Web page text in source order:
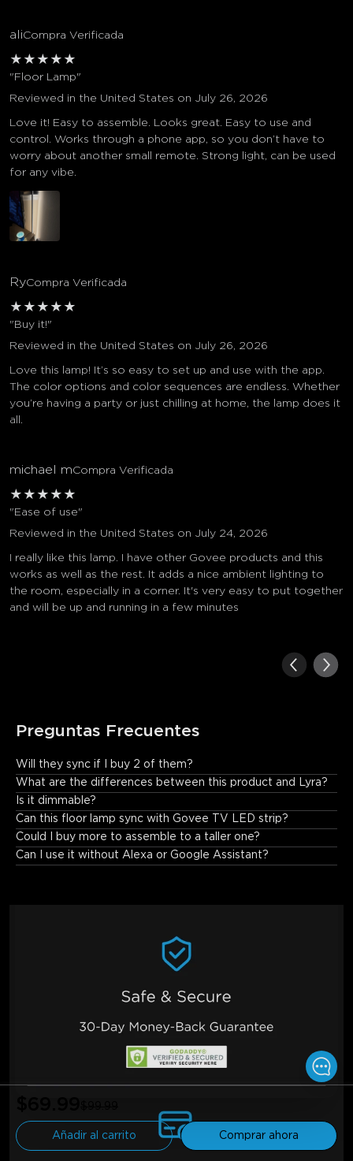
Añadir al carrito Comprar ahora
aliCompra Verificada
★ ★ ★ ★ ★
"Floor Lamp"
Reviewed in the United States on July 26, 2026
Love it! Easy to assemble. Looks great. Easy to use and
control. Works through a phone app, so you don’t have to
worry about another small remote. Strong light, can be used
for any vibe.
RyCompra Verificada
★ ★ ★ ★ ★
"Buy it!"
Reviewed in the United States on July 26, 2026
Love this lamp! It’s so easy to set up and use with the app.
The color options and color sequences are endless. Whether
you’re having a party or just chilling at home, the lamp does it
all.
michael mCompra Verificada
★ ★ ★ ★ ★
"Ease of use"
Reviewed in the United States on July 24, 2026
I really like this lamp. I have other Govee products and this
works as well as the rest. It adds a nice ambient lighting to
the room, especially in a corner. It's very easy to put together
and will be up and running in a few minutes
Preguntas Frecuentes
Will they sync if I buy 2 of them?
Yes. You can connect them via the app.
What are the differences between this product and Lyra?
Is it dimmable?
Can this floor lamp sync with Govee TV LED strip?
Could I buy more to assemble to a taller one?
Can I use it without Alexa or Google Assistant?